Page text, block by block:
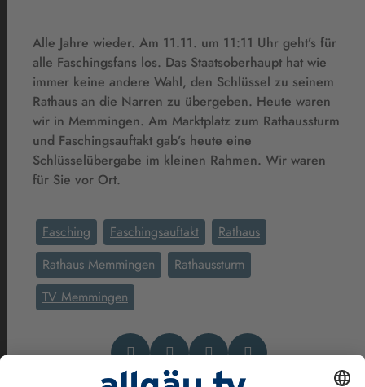
Alle Jahre wieder. Am 11.11. um 11:11 Uhr geht’s für
alle Faschingsfans los. Das Staatsoberhaupt hat wie
immer keine andere Wahl, den Schlüssel zu seinem
Rathaus an die Narren zu übergeben. Heute waren
wir in Memmingen. Am Marktplatz zum Rathaussturm
und Faschingsauftakt gab’s heute eine
Schlüsselübergabe im kleinen Rahmen. Wir waren
für Sie vor Ort.
Fasching Faschingsauftakt
Rathaus
Rathaus Memmingen
Rathaussturm
TV Memmingen